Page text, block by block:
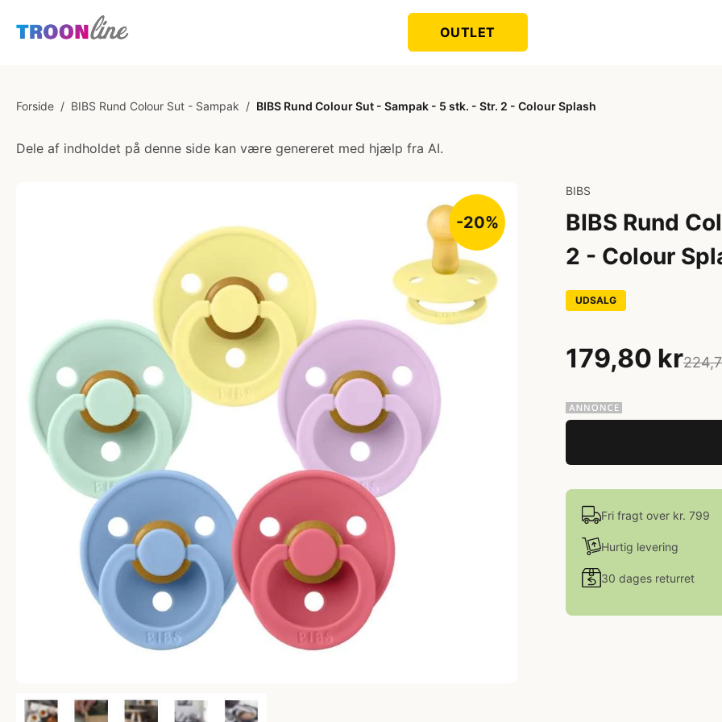
OUTLET
Forside / BIBS Rund Colour Sut - Sampak / BIBS Rund Colour Sut - Sampak - 5 stk. - Str. 2 - Colour Splash
Dele af indholdet på denne side kan være genereret med hjælp fra AI.
-20%
BIBS
BIBS Rund
2 - Colour
UDSALG
179,80 kr
Fri fragt over kr. 799
Hurtig levering
30 dages returret